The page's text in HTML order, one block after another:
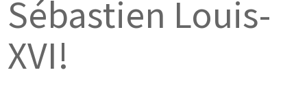
Sébastien Louis-
XVI!